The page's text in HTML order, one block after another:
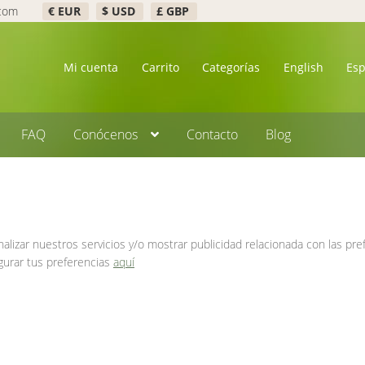
€ EUR $ USD £ GBP
Mi cuenta Carrito Categorías English
FAQ Conócenos Contacto Blog
nuestros servicios y/o mostrar publicidad relacionada con las
tus preferencias aquí